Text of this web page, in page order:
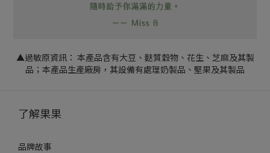
▲過敏原資訊： 本產品含有大豆、麩質穀物、花生、芝麻及其製
品；本產品生產廠房，其設備有處理奶製品、堅果及其製品
了解果果
品牌故事